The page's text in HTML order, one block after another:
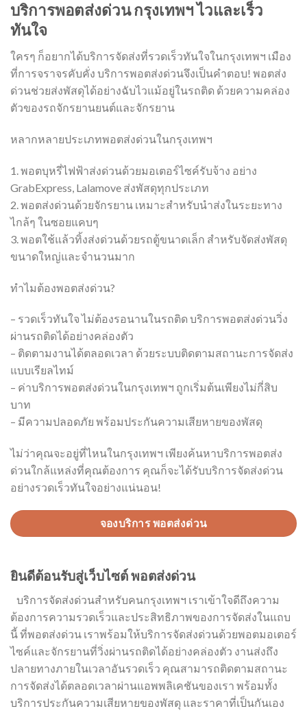
บริการพอตส่งด่วน กรุงเทพฯ ไวและเร็ว
ทันใจ
ใครๆ ก็อยากได้บริการจัดส่งที่รวดเร็วทันใจในกรุงเทพฯ เมือง
ที่การจราจรคับคั่ง บริการพอตส่งด่วนจึงเป็นคำตอบ! พอตส่ง
ด่วนช่วยส่งพัสดุได้อย่างฉับไวแม้อยู่ในรถติด ด้วยความคล่อง
ตัวของรถจักรยานยนต์และจักรยาน
หลากหลายประเภทพอตส่งด่วนในกรุงเทพฯ
1. พอตบุหรี่ไฟฟ้าส่งด่วนด้วยมอเตอร์ไซค์รับจ้าง อย่าง
GrabExpress, Lalamove ส่งพัสดุทุกประเภท
2. พอตส่งด่วนด้วยจักรยาน เหมาะสำหรับนำส่งในระยะทาง
ไกล้ๆ ในซอยแคบๆ
3. พอตใช้แล้วทิ้งส่งด่วนด้วยรถตู้ขนาดเล็ก สำหรับจัดส่งพัสดุ
ขนาดใหญ่และจำนวนมาก
ทำไมต้องพอตส่งด่วน?
– รวดเร็วทันใจ ไม่ต้องรอนานในรถติด บริการพอตส่งด่วนวิ่ง
ผ่านรถติดได้อย่างคล่องตัว
– ติดตามงานได้ตลอดเวลา ด้วยระบบติดตามสถานะการจัดส่ง
แบบเรียลไทม์
– ค่าบริการพอตส่งด่วนในกรุงเทพฯ ถูกเริ่มต้นเพียงไม่กี่สิบ
บาท
– มีความปลอดภัย พร้อมประกันความเสียหายของพัสดุ
ไม่ว่าคุณจะอยู่ที่ไหนในกรุงเทพฯ เพียงค้นหาบริการพอตส่ง
ด่วนใกล้แหล่งที่คุณต้องการ คุณก็จะได้รับบริการจัดส่งด่วน
อย่างรวดเร็วทันใจอย่างแน่นอน!
จองบริการ พอตส่งด่วน
ยินดีต้อนรับสู่เว็บไซต์ พอตส่งด่วน
บริการจัดส่งด่วนสำหรับคนกรุงเทพฯ เราเข้าใจดีถึงความ
ต้องการความรวดเร็วและประสิทธิภาพของการจัดส่งในแถบ
นี้ ที่พอตส่งด่วน เราพร้อมให้บริการจัดส่งด่วนด้วยพอตมอเตอร์
ไซค์และจักรยานที่วิ่งผ่านรถติดได้อย่างคล่องตัว งานส่งถึง
ปลายทางภายในเวลาอันรวดเร็ว คุณสามารถติดตามสถานะ
การจัดส่งได้ตลอดเวลาผ่านแอพพลิเคชันของเรา พร้อมทั้ง
บริการประกันความเสียหายของพัสดุ และราคาที่เป็นกันเอง